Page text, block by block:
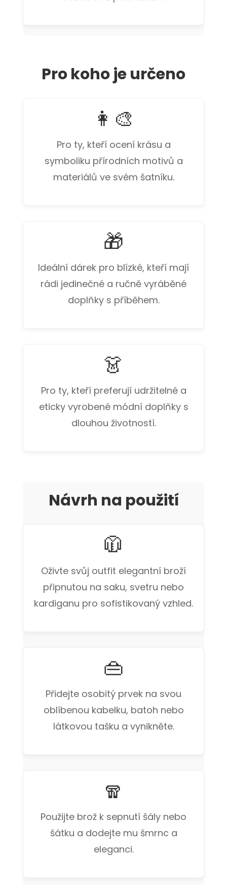
Pro koho je určeno
👩‍🎨
Pro ty, kteří ocení krásu a
symboliku přírodních motivů a
materiálů ve svém šatníku.
🎁
Ideální dárek pro blízké, kteří mají
rádi jedinečné a ručně vyráběné
doplňky s příběhem.
👗
Pro ty, kteří preferují udržitelné a
eticky vyrobené módní doplňky s
dlouhou životností.
Návrh na použití
🧥
Oživte svůj outfit elegantní broží
připnutou na saku, svetru nebo
kardiganu pro sofistikovaný vzhled.
👜
Přidejte osobitý prvek na svou
oblíbenou kabelku, batoh nebo
látkovou tašku a vynikněte.
🧣
Použijte brož k sepnutí šály nebo
šátku a dodejte mu šmrnc a
eleganci.